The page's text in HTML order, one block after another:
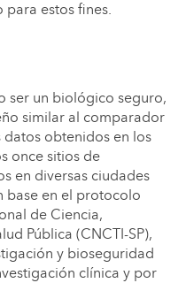
para estos fines.
ser un biológico seguro,
similar al comparador
obtenidos en los
once sitios de
en diversas ciudades
base en el protocolo
de Ciencia,
Pública (CNCTI-SP),
y bioseguridad
clínica y por